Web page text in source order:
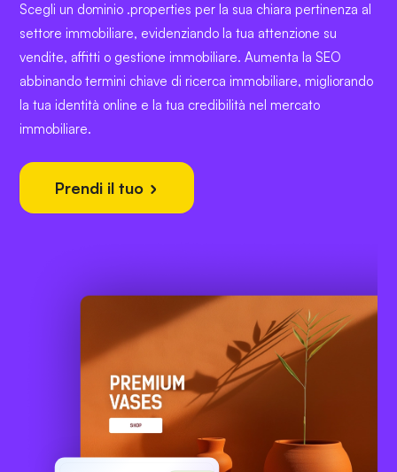
Scegli un dominio .properties per la sua chiara pertinenza al
settore immobiliare, evidenziando la tua attenzione su
vendite, affitti o gestione immobiliare. Aumenta la SEO
abbinando termini chiave di ricerca immobiliare, migliorando
la tua identità online e la tua credibilità nel mercato
immobiliare.
Prendi il tuo